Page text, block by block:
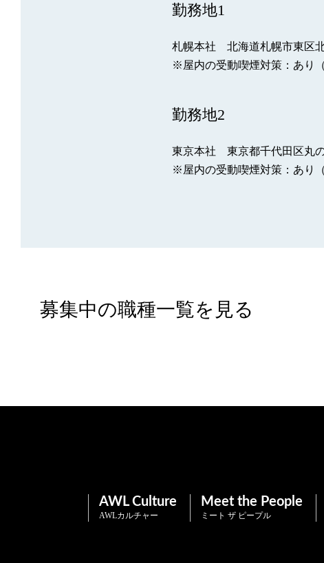
勤務地1
札幌本社 北海道札幌市東区
※屋内の受動喫煙対策：あり
勤務地2
東京本社 東京都千代田区丸
※屋内の受動喫煙対策：あり
募集中の職種一覧を見る
AWL Culture
AWLカルチャー
Meet the People
ミート ザ ピープル